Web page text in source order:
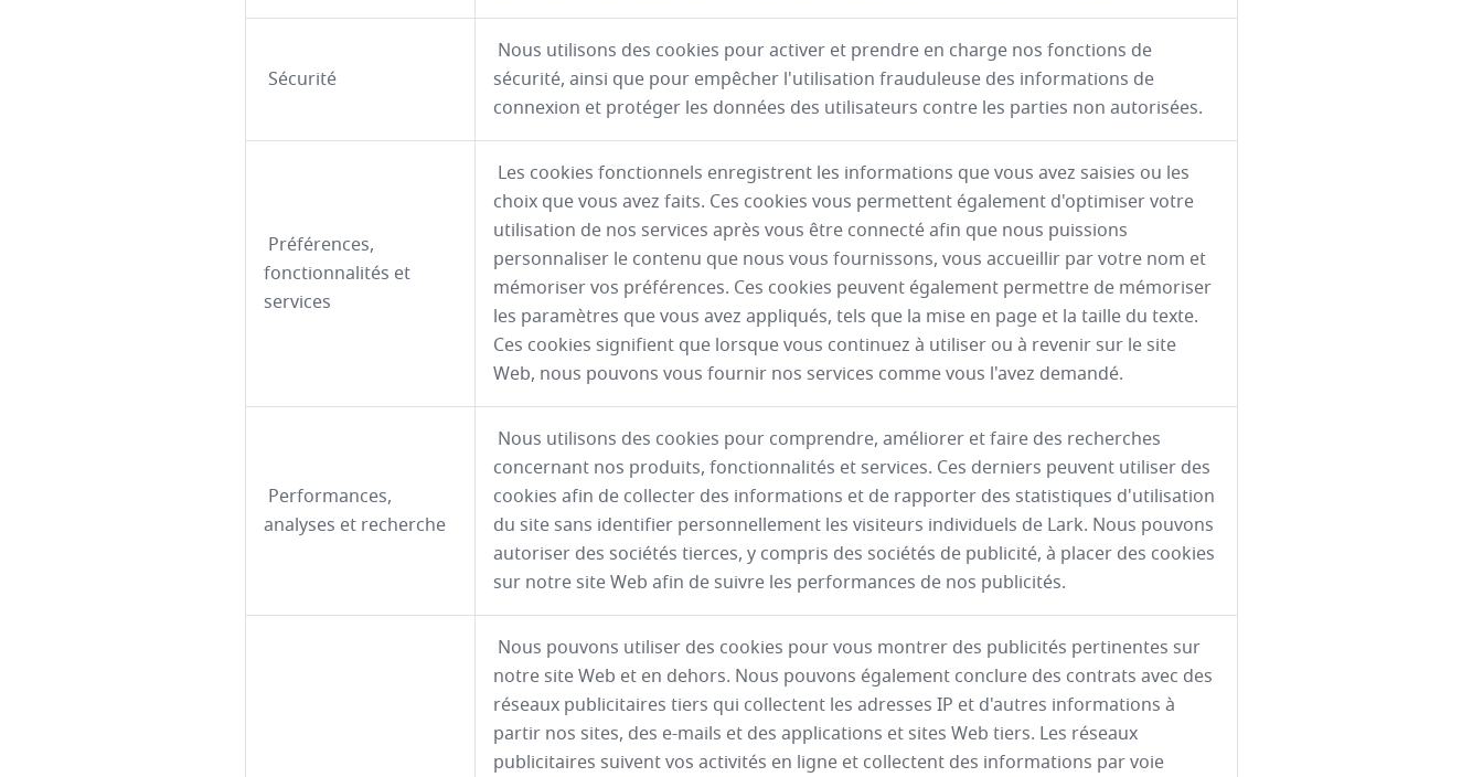
Sécurité
Nous utilisons des cookies pour activer et prendre en charge nos fonctions de
sécurité, ainsi que pour empêcher l'utilisation frauduleuse des informations de
connexion et protéger les données des utilisateurs contre les parties non autorisées.
Préférences,
fonctionnalités et
services
Les cookies fonctionnels enregistrent les informations que vous avez saisies ou les
choix que vous avez faits. Ces cookies vous permettent également d'optimiser votre
utilisation de nos services après vous être connecté afin que nous puissions
personnaliser le contenu que nous vous fournissons, vous accueillir par votre nom et
mémoriser vos préférences. Ces cookies peuvent également permettre de mémoriser
les paramètres que vous avez appliqués, tels que la mise en page et la taille du texte.
Ces cookies signifient que lorsque vous continuez à utiliser ou à revenir sur le site
Web, nous pouvons vous fournir nos services comme vous l'avez demandé.
Performances,
analyses et recherche
Nous utilisons des cookies pour comprendre, améliorer et faire des recherches
concernant nos produits, fonctionnalités et services. Ces derniers peuvent utiliser des
cookies afin de collecter des informations et de rapporter des statistiques d'utilisation
du site sans identifier personnellement les visiteurs individuels de Lark. Nous pouvons
autoriser des sociétés tierces, y compris des sociétés de publicité, à placer des cookies
sur notre site Web afin de suivre les performances de nos publicités.
Nous pouvons utiliser des cookies pour vous montrer des publicités pertinentes sur
notre site Web et en dehors. Nous pouvons également conclure des contrats avec des
réseaux publicitaires tiers qui collectent les adresses IP et d'autres informations à
partir nos sites, des e-mails et des applications et sites Web tiers. Les réseaux
publicitaires suivent vos activités en ligne et collectent des informations par voie